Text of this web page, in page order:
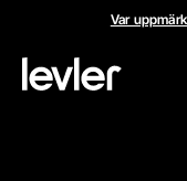
Var
Header.toStartPagee